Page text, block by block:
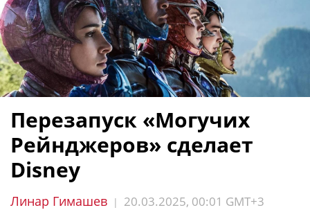
Перезапуск «Могучих
Рейнджеров» сделает
Disney
Линар Гимашев | 20.03.2025, 00:01 GMT+3